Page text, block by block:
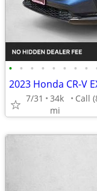
• • • • • • • •
2023 Honda CR-V
7/31
34k
mi